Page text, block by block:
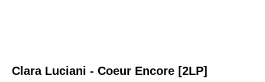
Clara Luciani - Coeur Encore [2LP]